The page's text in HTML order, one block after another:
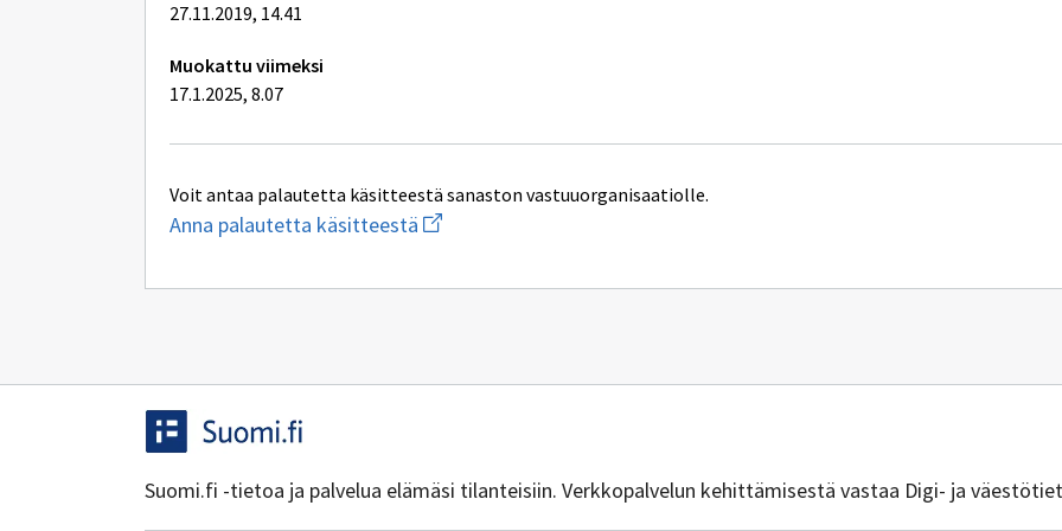
27.11.2019, 14.41
Muokattu viimeksi
17.1.2025, 8.07
Voit antaa palautetta käsitteestä sanaston vastuuorganisaatiolle.
Anna palautetta käsitteestä Aloita
uuden
kirjoitus
Suomi.fi -tietoa ja palvelua elämäsi tilanteisiin. Verkkopalvelun kehittämisestä vastaa Digi- ja